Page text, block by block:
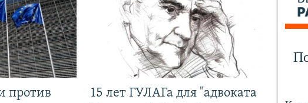
против
15 лет ГУЛАГа для "адвоката